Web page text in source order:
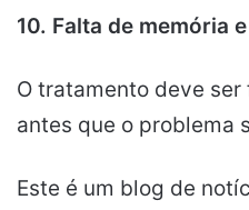
10. Falta de memória
O tratamento deve
antes que o problema
Este é um blog de